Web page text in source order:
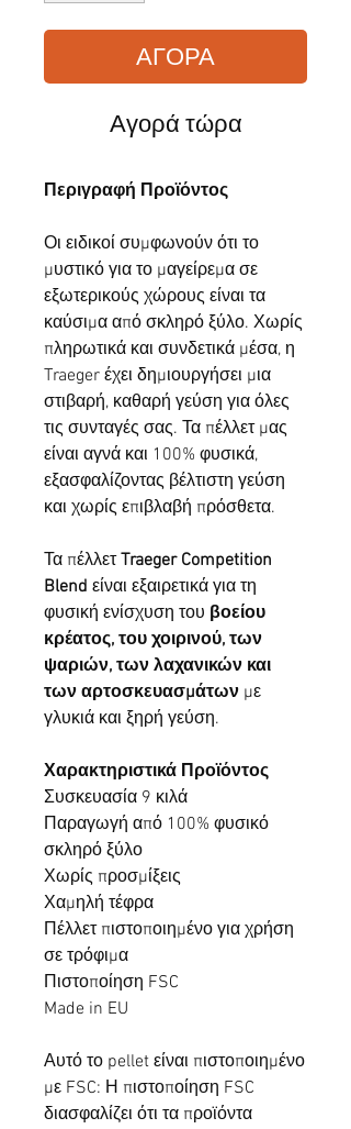
ΑΓΟΡΑ
Αγορά τώρα
Περιγραφή Προϊόντος
Οι ειδικοί συμφωνούν ότι το
μυστικό για το μαγείρεμα σε
εξωτερικούς χώρους είναι τα
καύσιμα από σκληρό ξύλο. Χωρίς
πληρωτικά και συνδετικά μέσα, η
Traeger έχει δημιουργήσει μια
στιβαρή, καθαρή γεύση για όλες
τις συνταγές σας. Τα πέλλετ μας
είναι αγνά και 100% φυσικά,
εξασφαλίζοντας βέλτιστη γεύση
και χωρίς επιβλαβή πρόσθετα.
Τα πέλλετTraeger Competition
Blend είναι εξαιρετικά για τη
φυσική ενίσχυση του βοείου
κρέατος, του χοιρινού, των
ψαριών, των λαχανικών και
των αρτοσκευασμάτων με
γλυκιά και ξηρή γεύση.
Χαρακτηριστικά Προϊόντος
Συσκευασία 9 κιλά
Παραγωγή από 100% φυσικό
σκληρό ξύλο
Χωρίς προσμίξεις
Χαμηλή τέφρα
Πέλλετ πιστοποιημένο για χρήση
σε τρόφιμα
Πιστοποίηση FSC
Made in EU
Αυτό το pellet είναι πιστοποιημένο
με FSC: Η πιστοποίηση FSC
διασφαλίζει ότι τα προϊόντα